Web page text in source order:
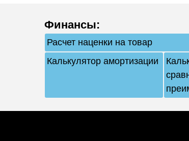
Финансы:
Расчет наценки на товар
Калькулятор амортизации